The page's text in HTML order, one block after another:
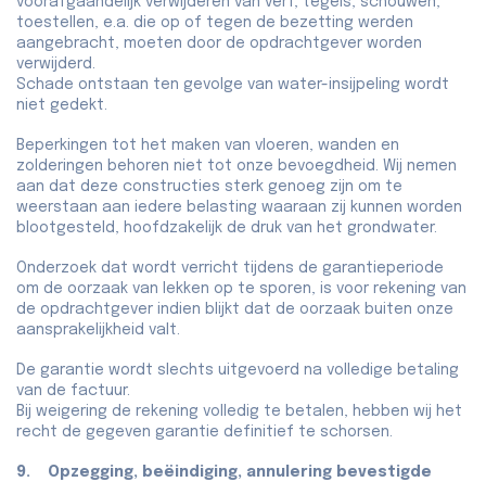
toestellen, e.a. die op of tegen de bezetting werden
aangebracht, moeten door de opdrachtgever worden
verwijderd.
Schade ontstaan ten gevolge van water-insijpeling wordt
niet gedekt.
Beperkingen tot het maken van vloeren, wanden en
zolderingen behoren niet tot onze bevoegdheid. Wij nemen
aan dat deze constructies sterk genoeg zijn om te
weerstaan aan iedere belasting waaraan zij kunnen worden
blootgesteld, hoofdzakelijk de druk van het grondwater.
Onderzoek dat wordt verricht tijdens de garantieperiode
om de oorzaak van lekken op te sporen, is voor rekening van
de opdrachtgever indien blijkt dat de oorzaak buiten onze
aansprakelijkheid valt.
De garantie wordt slechts uitgevoerd na volledige betaling
van de factuur.
Bij weigering de rekening volledig te betalen, hebben wij het
recht de gegeven garantie definitief te schorsen.
9. Opzegging, beëindiging, annulering bevestigde